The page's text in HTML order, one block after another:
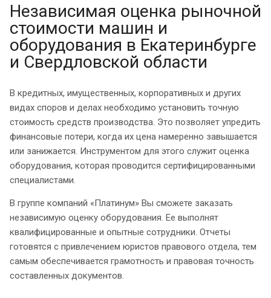
Независимая оценка рыночной
стоимости машин и
оборудования в Екатеринбурге
и Свердловской области
В кредитных, имущественных, корпоративных и других
видах споров и делах необходимо установить точную
стоимость средств производства. Это позволяет упредить
финансовые потери, когда их цена намеренно завышается
или занижается. Инструментом для этого служит оценка
оборудования, которая проводится сертифицированными
специалистами.
В группе компаний «Платинум» Вы сможете заказать
независимую оценку оборудования. Ее выполнят
квалифицированные и опытные сотрудники. Отчеты
готовятся с привлечением юристов правового отдела, тем
самым обеспечивается грамотность и правовая точность
составленных документов.